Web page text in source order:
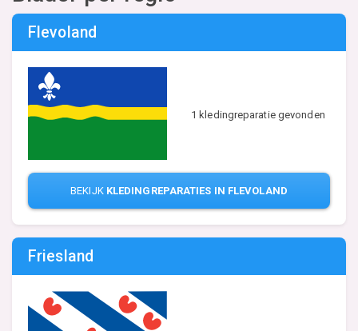
Flevoland
1 kledingreparatie gevonden
BEKIJK KLEDINGREPARATIES IN FLEVOLAND
Friesland